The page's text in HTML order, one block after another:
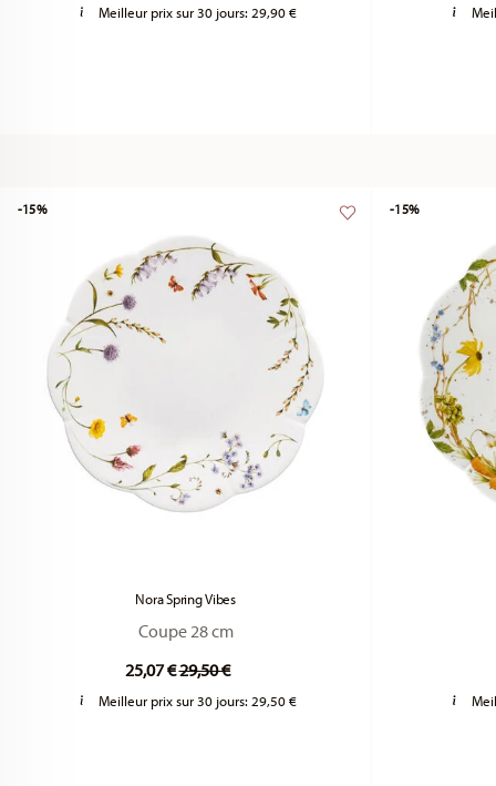
Meilleur prix sur 30 jours: 29,90 €
Nora Spring Vibes
Coupe 28 cm
25,07 €Price reduced from
29,50 €to
Meilleur prix sur 30 jours: 29,50 €
-15% -15%